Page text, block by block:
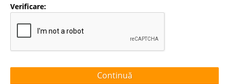
Verificare:
Continuă